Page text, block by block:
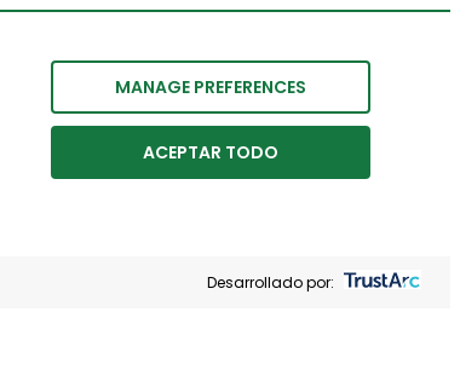
MANAGE PREFERENCES
ACEPTAR TODO
Desarrollado por: